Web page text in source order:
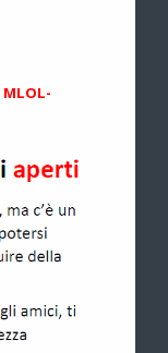
MLOL-